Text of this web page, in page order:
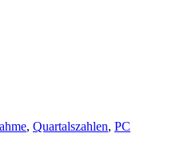
, Quartalszahlen, PC